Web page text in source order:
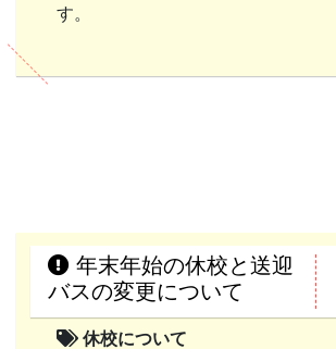
す。
年末年始の休校と送迎
バスの変更について
休校について